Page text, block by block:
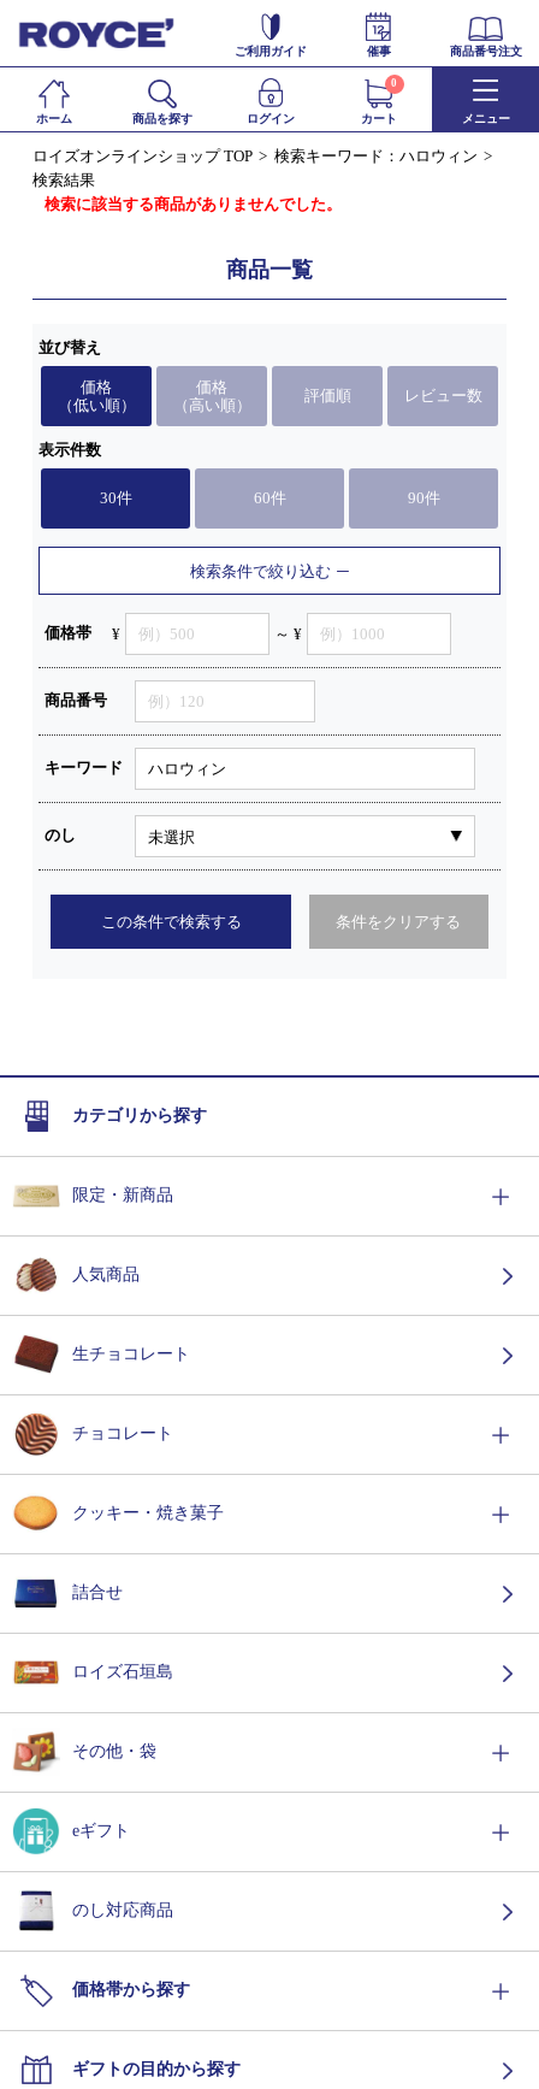
ご利用ガイド 催事 商品番号注文
ホーム 商品を探す ログイン カート
0
メニュー
ロイズオンラインショップ TOP
検索キーワード：ハロウィン
検索結果
検索に該当する商品がありませんでした。
商品一覧
並び替え
価格
（低い順）
価格
（高い順）
評価順 レビュー数
表示件数
30件 60件 90件
検索条件で絞り込む
価格帯 ¥ ～ ¥
商品番号
キーワード
のし
この条件で検索する 条件をクリアする
カテゴリから探す
限定・新商品
人気商品
生チョコレート
チョコレート
クッキー・焼き菓子
詰合せ
ロイズ石垣島
その他・袋
eギフト
のし対応商品
価格帯から探す
ギフトの目的から探す